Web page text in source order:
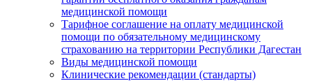
медицинской помощи
Тарифное соглашение на оплату медицинской
помощи по обязательному медицинскому
страхованию на территории Республики Дагестан
Виды медицинской помощи
Клинические рекомендации (стандарты)